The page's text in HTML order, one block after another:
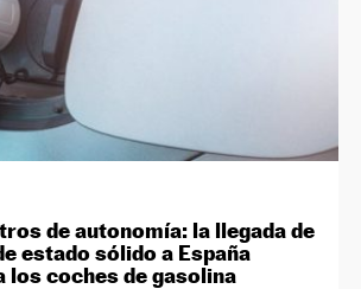
de autonomía: la llegada de
estado sólido a España
los coches de gasolina